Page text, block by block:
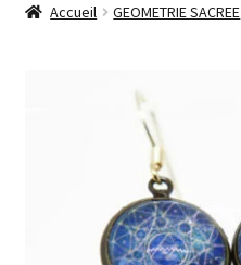
T-SHIRT LES ESSENTIELS
Accueil GEOMETRIE SACREE